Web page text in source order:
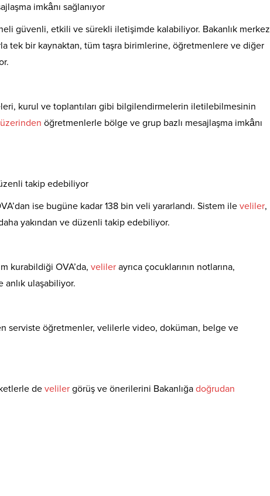
imkânı sağlanıyor
güvenli, etkili ve sürekli iletişimde kalabiliyor. Bakanlık merkez
tek bir kaynaktan, tüm taşra birimlerine, öğretmenlere ve diğer
kurul ve toplantıları gibi bilgilendirmelerin iletilebilmesinin
üzerinden öğretmenlerle bölge ve grup bazlı mesajlaşma imkânı
takip edebiliyor
ise bugüne kadar 138 bin veli yararlandı. Sistem ile veliler,
yakından ve düzenli takip edebiliyor.
kurabildiği OVA’da, veliler ayrıca çocuklarının notlarına,
anlık ulaşabiliyor.
serviste öğretmenler, velilerle video, doküman, belge ve
de veliler görüş ve önerilerini Bakanlığa doğrudan